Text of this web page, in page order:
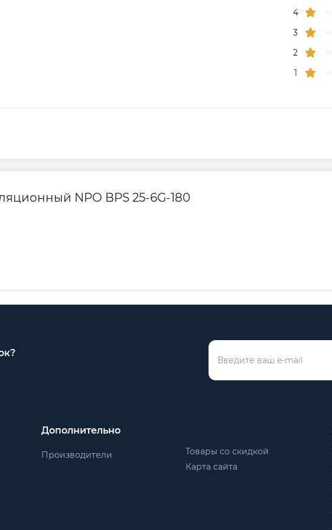
рабочим колесом
типа,
стали AISI 304
на коробке
насоса
в коробку
4
3
2
1
NPO BPS 25-6G-180
Дополнительно
Производители
Товары со скидкой
Карта сайта